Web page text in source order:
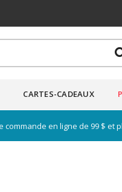
CARTES-CADEAUX
en ligne de 99 $ et